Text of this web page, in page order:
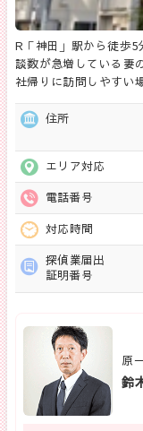
R「神田」駅から徒歩5
談数が急増している妻
社帰りに訪問しやすい
住所
エリア対応
電話番号
対応時間
探偵業届出
証明番号
原
鈴